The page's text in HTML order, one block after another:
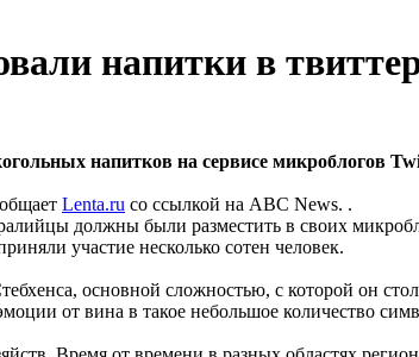
напитки в
напитков на сервисе микроблогов
Lenta.ru со ссылкой на ABC News. .
должны были разместить в своих
участие несколько сотен человек.
основной сложностью, с которой он
от вина в такое небольшое количество